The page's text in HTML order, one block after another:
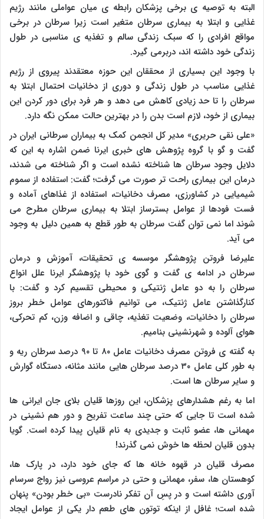
البته به توصیه ی برخی پزشکان رابطه ی میان عواملی مانند رژیم
غذایی و ابتلا به بیماری سرطان متغیر است زیرا سرطان در برخی
مواقع افرادی را که سبک زندگی سالم و تغذیه ی مناسبی در طول
زندگی خود داشته اند، دربرمی گیرد.
با وجود این بسیاری از محققان این حوزه معتقدند پیروی از رژیم
غذایی مناسب در طول زندگی و دوری از دخانیات احتمال ابتلا به
سرطان را تا حد زیادی کاهش می دهد و هر فرد برای دور کردن این
بیماری از خود، لازم است بدن را در بهترین حالت ممکن نگه دارد.
«علی نقی حریری» مدیر کل انجمن کمک به بیماران سرطانی ایران در
گفت و گو با گروه پژوهش های خبری ایرنا ضمن اشاره به این که
دلایل وجود سرطان ها شناخته نشده است و اگر شناخته می شدند،
درمان این بیماری راحت تر صورت می گرفت؛ گفت: استفاده از سموم
شیمیایی در کشاورزی، مصرف دخانیات، استفاده از غذاهای آماده و
فست فودها از عوامل بسترساز ابتلا به بیماری سرطان مطرح می
شوند اما نمی توان گفت سرطان به طور قطع به همین دلیل به وجود
می آید.
علیرضا فروتن پژوهشگر موسسه ی تحقیقات، آموزش و درمان
سرطان در ادامه ی گفت و گوی خود با پژوهشگر ایرنا علل انواع
سرطان را به دو عامل ژنتیکی و محیطی تقسیم کرد و گفت: با
کنارگذاشتن عامل ژنتیک، می توانیم فاکتورهای عوامل خطر بروز
سرطان را دخانیات، وضعیت تغذیه، چاقی و اضافه وزن، کم تحرکی،
هوای آلوده و شهرنشینی بنامیم.
به گفته ی فروتن مصرف دخانیات عامل ۸۰ تا ۹۰ درصد سرطان ریه و
به طور کلی عامل ۳۰ درصد سرطان هایی مانند مثانه، دستگاه گوارش
و سایر سرطان ها است.
اما به رغم هشدارهای پزشکان، این روزها قلیان بلای جان ایرانی ها
شده است تا جایی که حتی چند ساعت تفریح و دور هم نشینی در
مهمانی ها، عضو ثابت و جدیدی به نام قلیان پیدا کرده است. گویا
بدون قلیان لحظه ها خوش نمی گذرند!
مصرف قلیان در قهوه خانه ها که جای خود دارد، در پارک ها،
کوهستان ها، سفر، مهمانی و حتی در مراسم عروسی نیز رواج سرسام
آوری داشته است و در پسِ آن تفکر نادرست «بی خطر بودن» پنهان
شده است؛ غافل از اینکه توتون های طعم دار یکی از عوامل ایجاد